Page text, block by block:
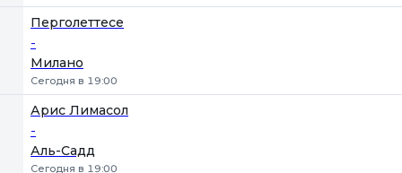
Перголеттесе
-
Милано
Сегодня в 19:00
Арис Лимасол
-
Аль-Садд
Сегодня в 19:00